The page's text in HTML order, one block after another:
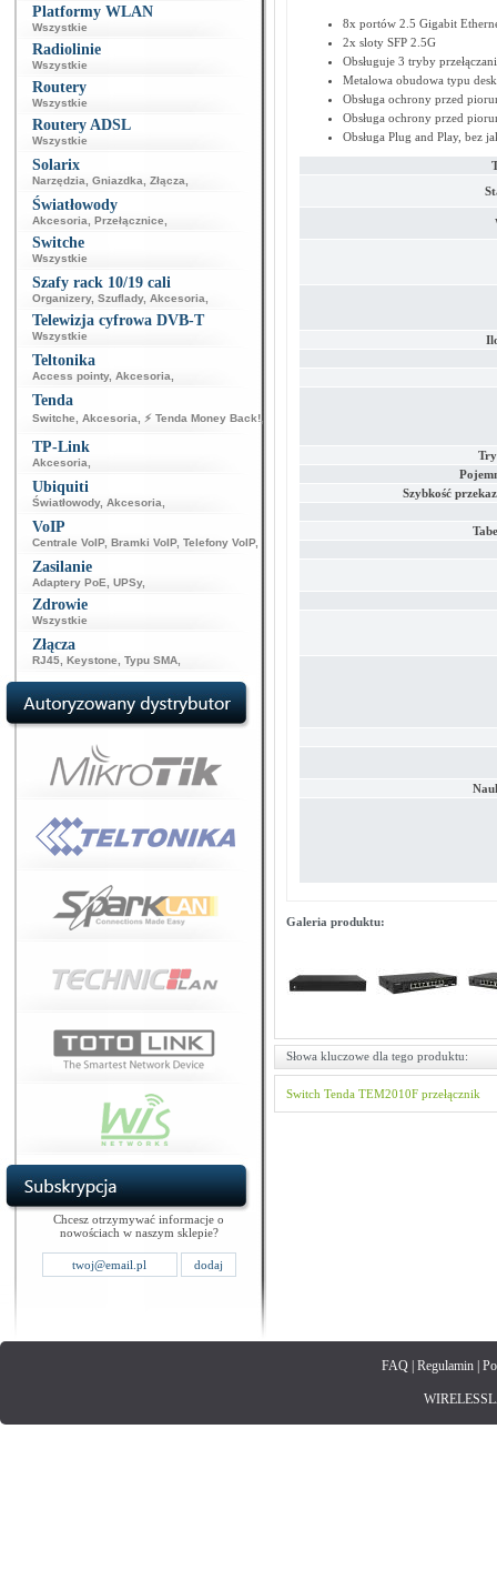
Platformy WLAN
Wszystkie
Radiolinie
Wszystkie
Routery
Wszystkie
Routery ADSL
Wszystkie
Solarix
Narzędzia Gniazdka Złącza
Światłowody
Akcesoria Przełącznice
Switche
Wszystkie
Szafy rack 10/19 cali
Organizery, Szuflady, Akcesoria
Telewizja cyfrowa DVB-T
Wszystkie
Teltonika
Access pointy, Akcesoria
Tenda
Switche Akcesoria ⚡ Tenda Money Back!
TP-Link
Akcesoria
Ubiquiti
Światłowody, Akcesoria
VoIP
Centrale VoIP, Bramki VoIP, Telefony VoIP,
Zasilanie
Adaptery PoE UPSy,
Zdrowie
Wszystkie
Złącza
RJ45 Keystone Typu SMA
Chcesz otrzymywać informacje o
nowościach w naszym sklepie?
8x portów 2.5 Gigabit
2x sloty SFP 2.5G
Obsługuje 3 tryby
Metalowa obudowa typu
Obsługa ochrony przed
Obsługa ochrony przed
Obsługa Plug and Play, bez
Szybkość
Galeria produktu:
Słowa kluczowe dla tego produktu:
Switch Tenda TEM2010F przełącznik
FAQ| Regulamin|